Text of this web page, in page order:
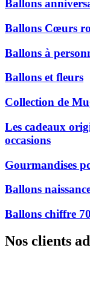
Ballons
Ballons Cœurs
Ballons à
Ballons et fleurs
Collection de
Les cadeaux
occasions
Gourmandises
Ballons
Ballons chiffre
Nos clients